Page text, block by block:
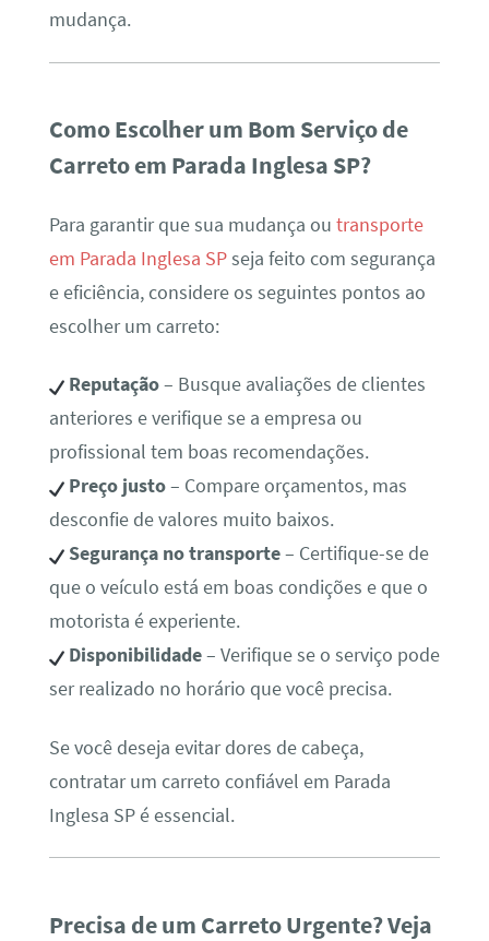
mudança.
Como Escolher um Bom Serviço de
Carreto em Parada Inglesa SP?
Para garantir que sua mudança ou transporte
em Parada Inglesa SPseja feito com segurança
e eficiência, considere os seguintes pontos ao
escolher um carreto:
Reputação– Busque avaliações de clientes
anteriores e verifique se a empresa ou
profissional tem boas recomendações.
Preço justo– Compare orçamentos, mas
desconfie de valores muito baixos.
Segurança no transporte– Certifique-se de
que o veículo está em boas condições e que o
motorista é experiente.
Disponibilidade– Verifique se o serviço pode
ser realizado no horário que você precisa.
Se você deseja evitar dores de cabeça,
contratar um carreto confiável em Parada
Inglesa SP é essencial.
Precisa de um Carreto Urgente? Veja